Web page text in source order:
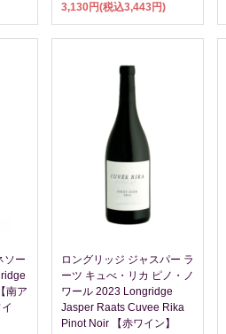
3,130円(税込3,443円)
ソー
南ア
ロングリッジ ジャスパー ラ
ーツ キュべ・リカ ピノ・ノ
ワール 2023 Longridge
Jasper Raats Cuvee Rika
Pinot Noir 【赤ワイン】